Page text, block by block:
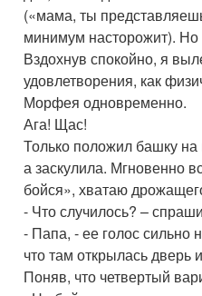
(«мама, ты
минимум насторожит). Но
Вздохнув спокойно, я
удовлетворения, как
Морфея одновременно.
Ага! Щас!
Только положил башку на
а заскулила. Мгновенно
бойся», хватаю
- Что случилось? –
- Папа, - ее голос сильно
что там открылась
Поняв, что четвертый